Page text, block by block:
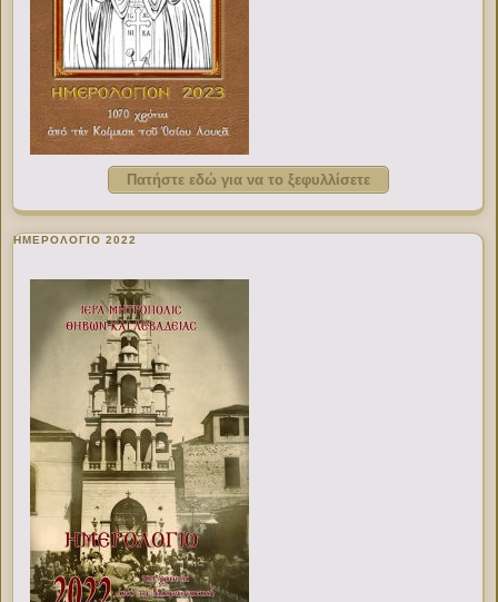
Πατήστε εδώ για να το ξεφυλλίσετε
ΗΜΕΡΟΛΟΓΙΟ 2022